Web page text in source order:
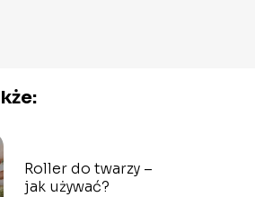
Roller do twarzy –
jak używać?